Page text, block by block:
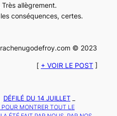
allègrement.
conséquences, certes.
© 2023
[ + VOIR LE POST ]
DÉFILÉ DU 14 JUILLET
POUR MONTRER TOUT LE